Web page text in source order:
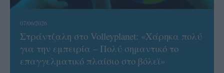
07/06/2026
Στράντζαλη στο Volleyplanet: «Χάρηκα πολύ
για την εμπειρία – Πολύ σημαντικό το
επαγγελματικό πλαίσιο στο βόλεϊ»